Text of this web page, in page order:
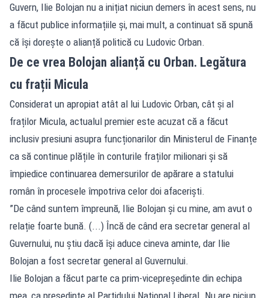
Guvern, Ilie Bolojan nu a inițiat niciun demers în acest sens, nu
a făcut publice informațiile și, mai mult, a continuat să spună
că își dorește o alianță politică cu Ludovic Orban.
De ce vrea Bolojan alianță cu Orban. Legătura
cu frații Micula
Considerat un apropiat atât al lui Ludovic Orban, cât și al
fraților Micula, actualul premier este acuzat că a făcut
inclusiv presiuni asupra funcționarilor din Ministerul de Finanțe
ca să continue plățile în conturile fraților milionari și să
împiedice continuarea demersurilor de apărare a statului
român în procesele împotriva celor doi afaceriști.
”De când suntem împreună, Ilie Bolojan și cu mine, am avut o
relație foarte bună. (...) Încă de când era secretar general al
Guvernului, nu știu dacă își aduce cineva aminte, dar Ilie
Bolojan a fost secretar general al Guvernului.
Ilie Bolojan a făcut parte ca prim-vicepreședinte din echipa
mea, ca președinte al Partidului Național Liberal. Nu are niciun